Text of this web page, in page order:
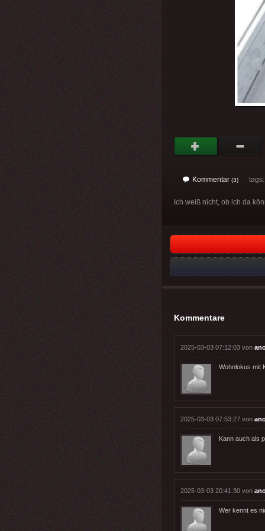
Kommentar (3) tags:
Ich weiß nicht, ob ich da
Kommentare
2025-03-03 07:12:03 von
Wohnlokus mit
2025-03-03 07:53:27 von
Kann auch als
2025-03-03 20:41:30 von
Wer kennt es